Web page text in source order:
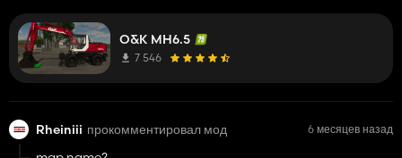
O&K MH6.5
7 546
Rheiniii прокомментировал мод 6 месяцев назад